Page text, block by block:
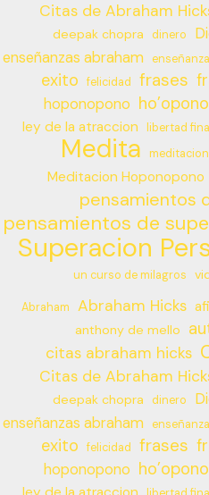
Citas de Abraham
deepak chopra dinero
enseñanzas abraham
exito felicidad frases
hoponopono
ley de la atraccion libertad
Medita meditacion
Meditacion Hoponopono
pensamientos
pensamientos de
Superacion
un curso de milagros
Abraham Abraham Hicks
anthony de mello
citas abraham hicks
Citas de Abraham
deepak chopra dinero
enseñanzas abraham
exito felicidad frases
hoponopono